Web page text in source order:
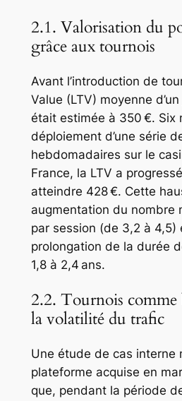
2.1. Valorisation du
grâce aux tournois
Avant l’introduction de
Value (LTV) moyenne
était estimée à 350 €. Six
déploiement d’une série
hebdomadaires sur le
France, la LTV a
atteindre 428 €. Cette
augmentation du nombre
par session (de 3,2 à 4,5)
prolongation de la durée
1,8 à 2,4 ans.
2.2. Tournois
la volatilité du trafic
Une étude de cas interne
plateforme acquise en
que, pendant la période